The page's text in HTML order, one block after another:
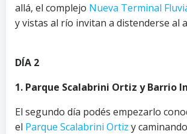
allá, el complejo Nueva Terminal
y vistas al río invitan a distenderse al
DÍA 2
1. Parque Scalabrini Ortiz y Barrio
El segundo día podés empezarlo
el Parque Scalabrini Ortiz y